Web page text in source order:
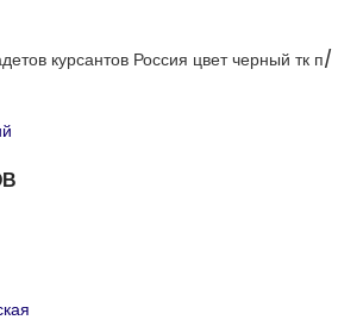
курсантов Россия цвет черный тк п/